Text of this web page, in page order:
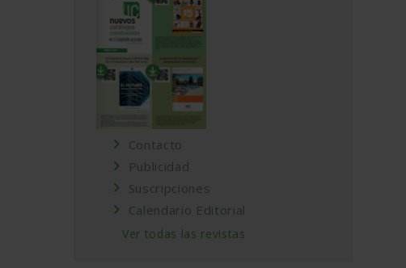
Contacto
Publicidad
Suscripciones
Calendario Editorial
Ver todas las revistas